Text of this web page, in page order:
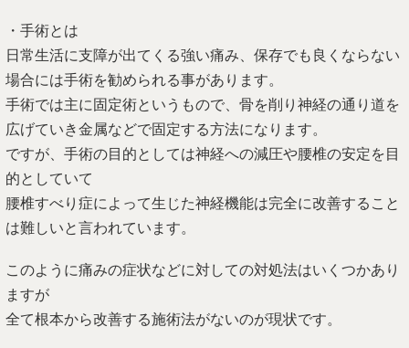
・手術とは
日常生活に支障が出てくる強い痛み、保存でも良くならない
場合には手術を勧められる事があります。
手術では主に固定術というもので、骨を削り神経の通り道を
広げていき金属などで固定する方法になります。
ですが、手術の目的としては神経への減圧や腰椎の安定を目
的としていて
腰椎すべり症によって生じた神経機能は完全に改善すること
は難しいと言われています。
このように痛みの症状などに対しての対処法はいくつかあり
ますが
全て根本から改善する施術法がないのが現状です。